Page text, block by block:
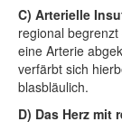
C) Arterielle
regional
eine Arterie
verfärbt sich
blasbläulich.
D) Das Herz mit